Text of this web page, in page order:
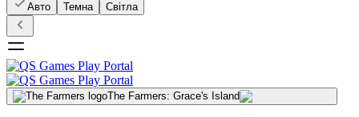
Авто Темна Світла
The Farmers: Grace's Island